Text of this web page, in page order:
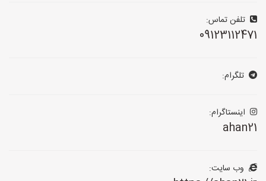
تلفن تماس:
09123112471
تلگرام:
اینستاگرام:
ahan21
وب سایت: